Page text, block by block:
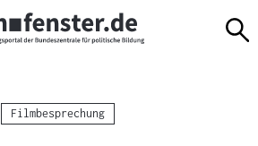
Kategorie:
Filmbesprechung